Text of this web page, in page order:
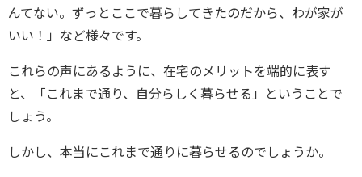
んてない。ずっとここで暮らしてきたのだから、わが家が
いい！」など様々です。
これらの声にあるように、在宅のメリットを端的に表す
と、「これまで通り、自分らしく暮らせる」ということで
しょう。
しかし、本当にこれまで通りに暮らせるのでしょうか。